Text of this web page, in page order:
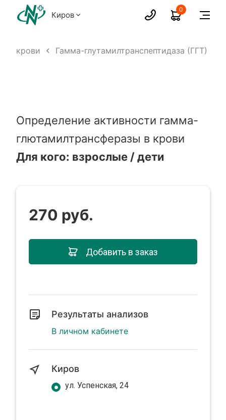
Киров
0
крови Гамма-глутамилтранспептидаза (ГГТ)
Определение активности гамма-
глютамилтрансферазы в крови
Для кого: взрослые / дети
270 руб.
Добавить в заказ
Результаты анализов
В личном кабинете
Киров
ул. Успенская, 24